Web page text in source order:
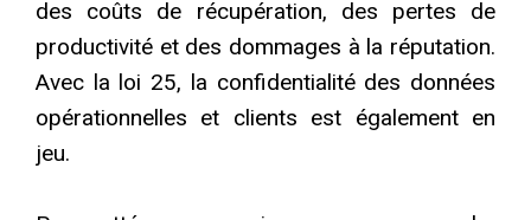
des coûts de récupération, des pertes de
productivité et des dommages à la réputation.
Avec la loi 25, la confidentialité des données
opérationnelles et clients est également en
jeu.